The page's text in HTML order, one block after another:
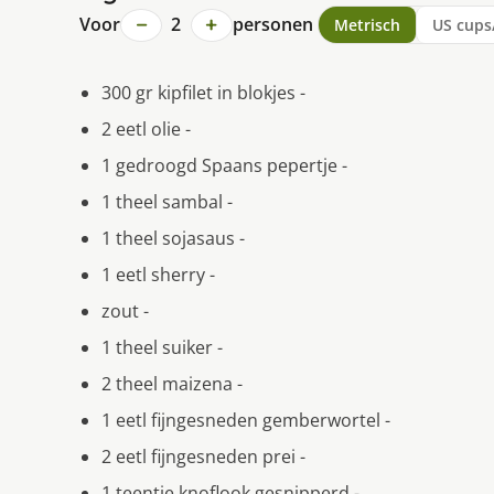
Voor − 2 + personen Metrisch US
300 gr kipfilet in blokjes -
2 eetl olie -
1 gedroogd Spaans pepertje -
1 theel sambal -
1 theel sojasaus -
1 eetl sherry -
zout -
1 theel suiker -
2 theel maizena -
1 eetl fijngesneden gemberwortel -
2 eetl fijngesneden prei -